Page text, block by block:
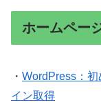
ホームペー
・ WordPress：
イン取得